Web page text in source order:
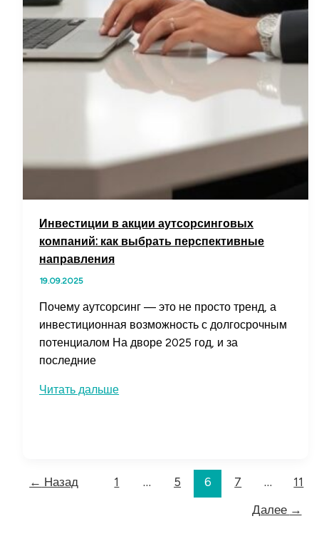
Инвестиции в акции аутсорсинговых
компаний: как выбрать перспективные
направления
19.09.2025
Почему аутсорсинг — это не просто тренд, а
инвестиционная возможность с долгосрочным
потенциалом На дворе 2025 год, и за
последние
Инвестиции
как
Читать дальше
← Назад 1 … 5 6 7 …
11
Далее →